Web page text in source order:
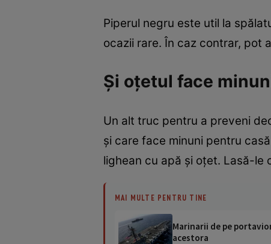
Piperul negru este util la
ocazii rare. În caz contrar, pot
Şi oţetul face
Un alt truc pentru a preveni
şi care face minuni pentru
lighean cu apă şi oţet. Lasă-le
MAI MULTE PENTRU TINE
Marinarii de pe
acestora